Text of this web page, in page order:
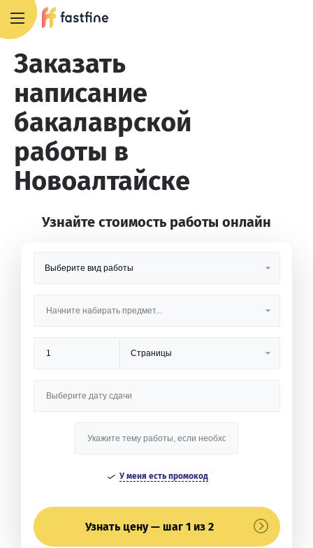
Заказать
написание
бакалаврской
работы в
Новоалтайске
Узнайте стоимость работы онлайн
У меня есть промокод
Узнать цену — шаг 1 из 2